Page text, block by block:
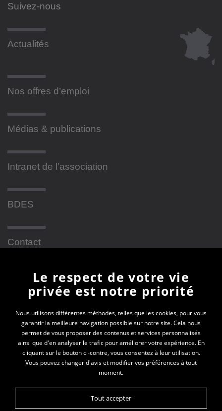
Suivez-nous
Actualités
Nos offres d’emploi
Médias & publications
Intranet de l’association
BDES
Contact
Newsletter
En vous inscrivant à la newsletter, vous recevrez
toutes les actualités des PEP 69
Votre e-mail*
Le respect de votre vie
privée est notre priorité
Nous utilisons différentes méthodes, telles que les cookies, pour vous
garantir la meilleure navigation possible sur notre site. Cela nous
permet de vous proposer des contenus et services personnalisés
ainsi que d'en analyser le trafic pour améliorer votre expérience. En
cliquant sur le bouton ci-contre, vous consentez à leur utilisation.
Vous pouvez changer d'avis et modifier vos préférences à tout
moment.
Tout accepter